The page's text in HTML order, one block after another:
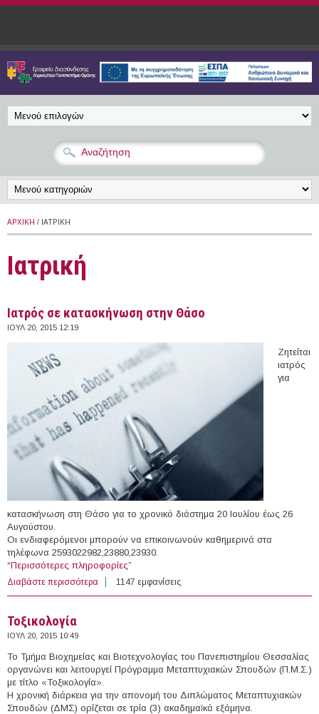
Παράκαμψη προς το κυρίως περιεχόμενο
ΑΡΧΙΚΉ / ΙΑΤΡΙΚΉ
Ιατρική
Ιατρός σε κατασκήνωση στην Θάσο
ΙΟΥΛ 20, 2015 12:19
Ζητείται
ιατρός
για
κατασκήνωση στη Θάσο για το χρονικό διάστημα 20 Ιουλίου έως 26
Αυγούστου.
Οι ενδιαφερόμενοι μπορούν να επικοινωνούν καθημερινά στα
τηλέφωνα 2593022982,23880,23930.
“Περισσότερες πληροφορίες”
Διαβάστε περισσότερα για Ιατρός σε κατασκήνωση στην Θάσο
1147 εμφανίσεις
Τοξικολογία
ΙΟΥΛ 20, 2015 10:49
Το Τμήμα Βιοχημείας και Βιοτεχνολογίας του Πανεπιστημίου Θεσσαλίας
οργανώνει και λειτουργεί Πρόγραμμα Μεταπτυχιακών Σπουδών (Π.Μ.Σ.)
με τίτλο «Τοξικολογία».
Η χρονική διάρκεια για την απονομή του Διπλώματος Μεταπτυχιακών
Σπουδών (ΔΜΣ) ορίζεται σε τρία (3) ακαδημαϊκά εξάμηνα.